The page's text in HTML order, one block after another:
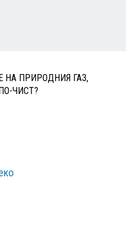
НА ПРИРОДНИЯ ГАЗ,
ЧИСТ?